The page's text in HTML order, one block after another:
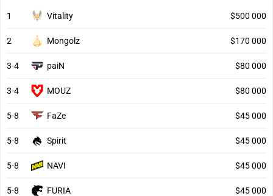
1 Vitality $500 000
2 Mongolz $170 000
3-4 paiN $80 000
3-4 MOUZ $80 000
5-8 FaZe $45 000
5-8 Spirit $45 000
5-8 NAVI $45 000
5-8 FURIA $45 000